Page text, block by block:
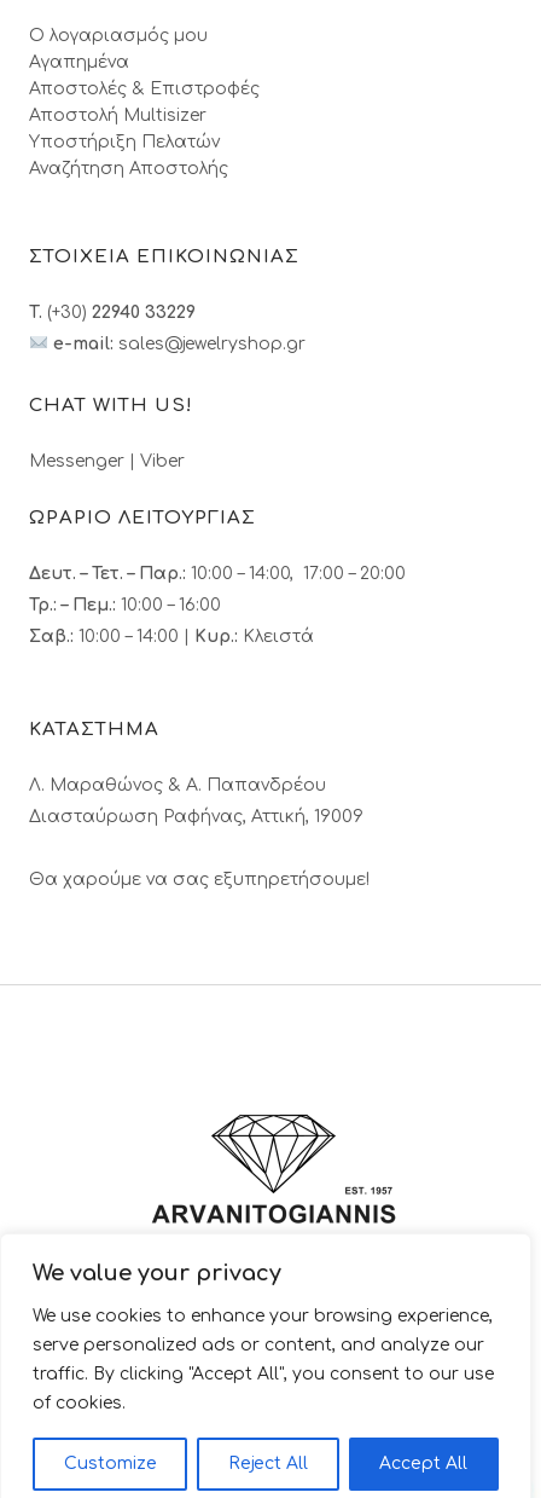
We value your privacy
We use cookies to enhance your browsing experience,
serve personalized ads or content, and analyze our
traffic. By clicking "Accept All", you consent to our use
of cookies.
Customize Reject All Accept All
Ο λογαριασμός μου
Αγαπημένα
Αποστολές & Επιστροφές
Αποστολή Multisizer
Υποστήριξη Πελατών
Αναζήτηση Αποστολής
ΣΤΟΙΧΕΙΑ ΕΠΙΚΟΙΝΩΝΙΑΣ
T. (+30) 22940 33229
e-mail: sales@jewelryshop.gr
CHAT WITH US!
Messenger Viber
ΩΡΑΡΙΟ ΛΕΙΤΟΥΡΓΙΑΣ
Δευτ. – Τετ. – Παρ.: 10:00 – 14:00, 17:00 – 20:00
Τρ.: – Πεμ.: 10:00 – 16:00
Σαβ.: 10:00 – 14:00 | Κυρ.: Κλειστά
ΚΑΤΑΣΤΗΜΑ
Λ. Μαραθώνος & A. Παπανδρέου
Διασταύρωση Ραφήνας, Αττική, 19009
Θα χαρούμε να σας εξυπηρετήσουμε!
© 2022 ARVANITOGIANNIS – Jewelry Design & Manufacturing |
JewelryShop.gr
EL